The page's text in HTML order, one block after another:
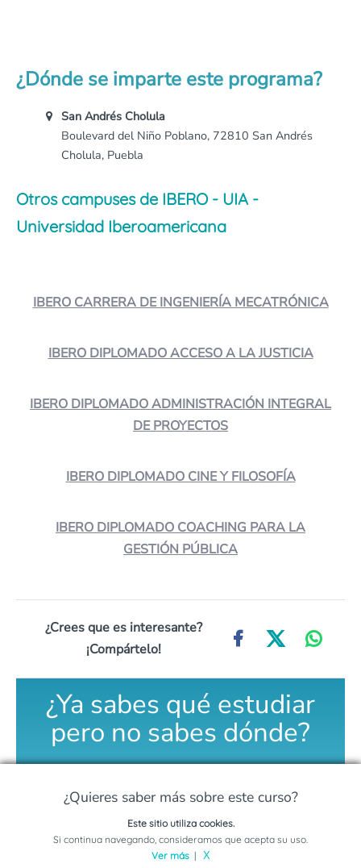
¿Dónde se imparte este programa?
San Andrés Cholula
Boulevard del Niño Poblano, 72810 San Andrés
Cholula, Puebla
Otros campuses de IBERO - UIA -
Universidad Iberoamericana
IBERO CARRERA DE INGENIERÍA MECATRÓNICA
IBERO DIPLOMADO ACCESO A LA JUSTICIA
IBERO DIPLOMADO ADMINISTRACIÓN INTEGRAL
DE PROYECTOS
IBERO DIPLOMADO CINE Y FILOSOFÍA
IBERO DIPLOMADO COACHING PARA LA
GESTIÓN PÚBLICA
¿Crees que es interesante?
¡Compártelo!
¿Ya sabes qué estudiar
pero no sabes dónde?
Compara entre más
de300
universidades
¿Quieres saber más sobre este curso?
Solicita información sobre este programa
Este sitio utiliza cookies.
Si continua navegando, consideramos que acepta su uso.
Ver más| X